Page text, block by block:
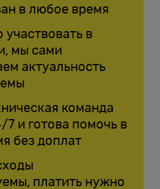
в любое время
в
мы сами
актуальность
команда
7 и готова помочь в
без доплат
платить нужно